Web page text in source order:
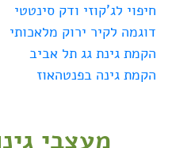
חיפוי לג'קוזי ודק סינטטי
דוגמה לקיר ירוק מלאכותי
הקמת גינת גג תל אביב
הקמת גינה בפנטהאוז
מעצבי